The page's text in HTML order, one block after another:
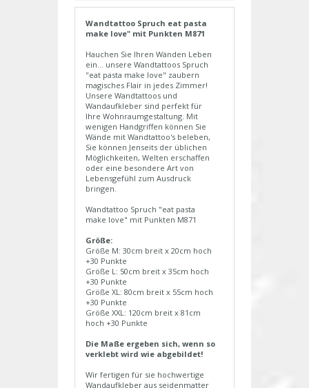
Wandtattoo Spruch eat pasta
make love" mit Punkten M871
Hauchen Sie Ihren Wänden Leben
ein... unsere Wandtattoos Spruch
"eat pasta make love" zaubern
magisches Flair in jedes Zimmer!
Unsere Wandtattoos und
Wandaufkleber sind perfekt für
Ihre Wohnraumgestaltung. Mit
wenigen Handgriffen können Sie
Wände mit Wandtattoo's beleben,
Sie können Jenseits der üblichen
Möglichkeiten, Welten erschaffen
oder eine besondere Art von
Lebensgefühl zum Ausdruck
bringen.
Wandtattoo Spruch "eat pasta
make love" mit Punkten M871
Größe:
Größe M: 30cm breit x 20cm hoch
+30 Punkte
Größe L: 50cm breit x 35cm hoch
+30 Punkte
Größe XL: 80cm breit x 55cm hoch
+30 Punkte
Größe XXL: 120cm breit x 81cm
hoch +30 Punkte
Die Maße ergeben sich, wenn so
verklebt wird wie abgebildet!
Wir fertigen für sie hochwertige
Wandaufkleber aus seidenmatter